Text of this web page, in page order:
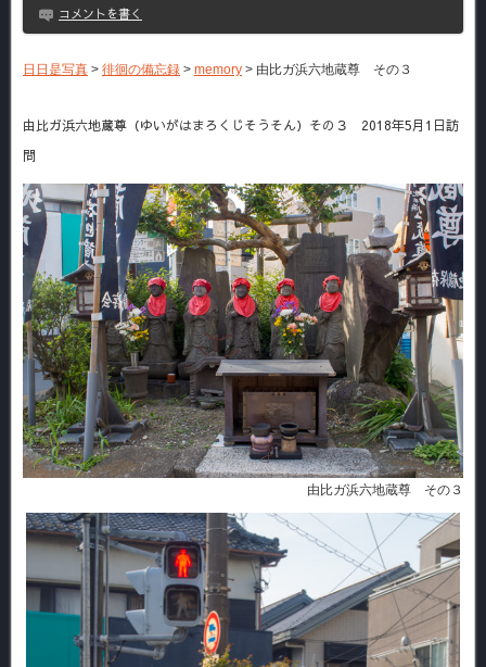
コメントを書く
日日是写真 > 徘徊の備忘録 > memory > 由比ガ浜六地蔵尊 その３
由比ガ浜六地蔵尊（ゆいがはまろくじそうそん）その３ 2018年5月1日訪
問
由比ガ浜六地蔵尊 その３